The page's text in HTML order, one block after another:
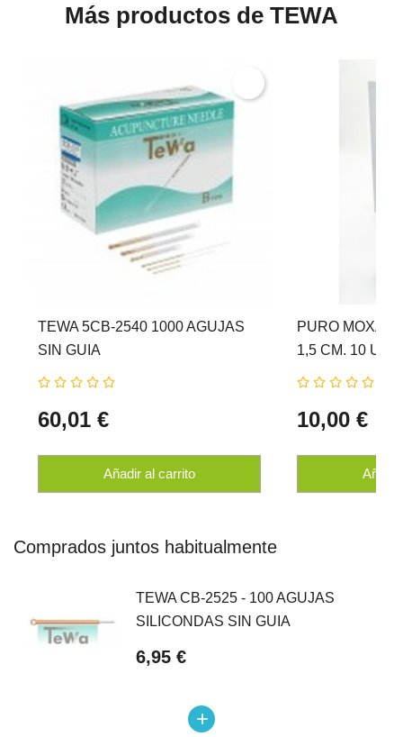
Más productos de TEWA
TEWA 5CB-2540 1000 AGUJAS
SIN GUIA
60,01 €
Añadir al carrito
PURO MOXA
1,5 CM. 10
10,00 €
Comprados juntos habitualmente
TEWA CB-2525 - 100 AGUJAS
SILICONDAS SIN GUIA
6,95 €
add